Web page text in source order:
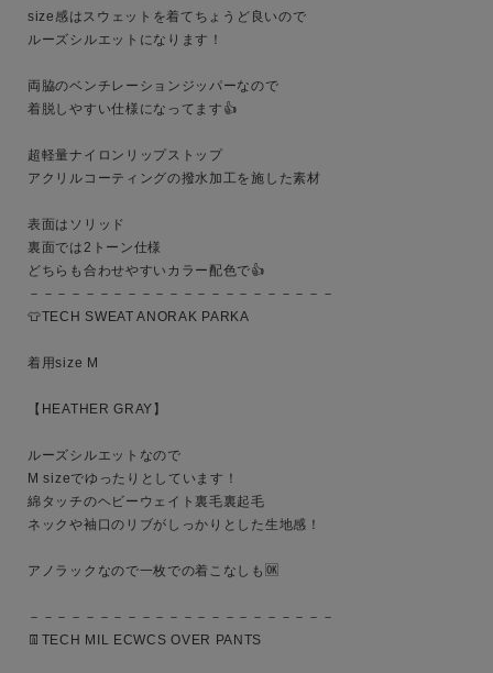
MENS
カテゴリ
サイズ
size感はスウェットを着てちょうど良いので
ルーズシルエットになります！
両脇のベンチレーションジッパーなので
着脱しやすい仕様になってます👍
超軽量ナイロンリップストップ
アクリルコーティングの撥水加工を施した素材
表面はソリッド
裏面では2トーン仕様
どちらも合わせやすいカラー配色で👍
－－－－－－－－－－－－－－－－－－－－－－
👕TECH SWEAT ANORAK PARKA
着用size M
【HEATHER GRAY】
ルーズシルエットなので
M sizeでゆったりとしています！
綿タッチのヘビーウェイト裏毛裏起毛
ネックや袖口のリブがしっかりとした生地感！
アノラックなので一枚での着こなしも🆗
－－－－－－－－－－－－－－－－－－－－－－
👖TECH MIL ECWCS OVER PANTS